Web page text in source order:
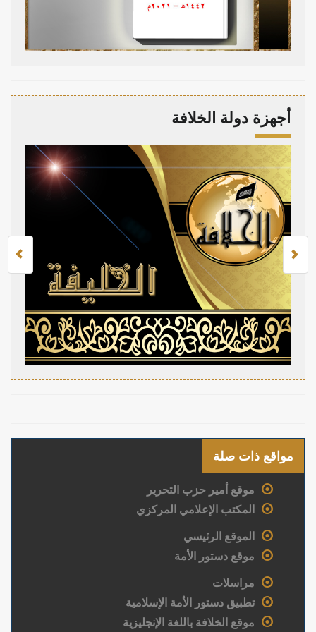
أجهزة دولة الخلافة
مواقع ذات صلة
موقع أمير حزب التحرير
المكتب الإعلامي المركزي
الموقع الرئيسي
موقع دستور الأمة
مراسلات
تطبيق دستور الأمة الإسلامية
موقع الخلافة باللغة الإنجليزية